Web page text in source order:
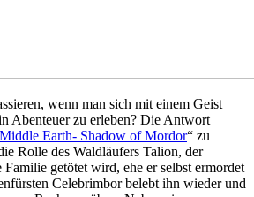
wenn man sich mit einem Geist
Abenteuer zu erleben? Die Antwort
Middle Earth- Shadow of Mordor“ zu
Rolle des Waldläufers Talion, der
Familie getötet wird, ehe er selbst ermordet
Celebrimbor belebt ihn wieder und